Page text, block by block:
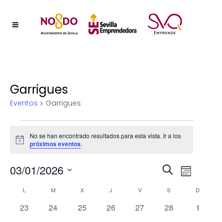
Garrigues
Eventos Garrigues
Eventos
Aviso
No se han encontrado resultados para esta vista. Ir a los
próximos eventos.
de
Buscar
de
vistas
Mes
03/01/2026
fecha.
Calendario
L MMARTES X MIÉRCOLES
J VVIERNES S D
0
23
0
24
0
25
0
26
0
27
0
28
0
1